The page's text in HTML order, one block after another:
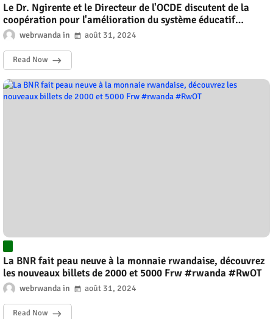
Le Dr. Ngirente et le Directeur de l'OCDE discutent de la
coopération pour l'amélioration du système éducatif
rwandais #rwanda #RwOT
webrwanda août 31, 2024
Read Now
La BNR fait peau neuve à la monnaie rwandaise, découvrez
les nouveaux billets de 2000 et 5000 Frw #rwanda #RwOT
webrwanda août 31, 2024
Read Now